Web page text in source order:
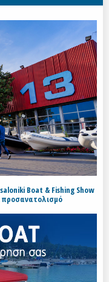
Boat & Fishing Show
προσανατολισμό